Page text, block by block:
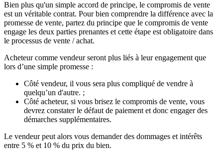
Bien plus qu'un simple accord de principe, le compromis de vente
est un véritable contrat. Pour bien comprendre la différence avec la
promesse de vente, partez du principe que le compromis de vente
engage les deux parties prenantes et cette étape est obligatoire dans
le processus de vente / achat.
Acheteur comme vendeur seront plus liés à leur engagement que
lors d’une simple promesse :
Côté vendeur, il vous sera plus compliqué de vendre à
quelqu’un d'autre. ;
Côté acheteur, si vous brisez le compromis de vente, vous
devrez constater le défaut de paiement et donc engager des
démarches supplémentaires.
Le vendeur peut alors vous demander des dommages et intérêts
entre 5 % et 10 % du prix du bien.